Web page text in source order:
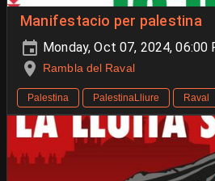
Manifestacio per palestina
Monday, Oct 07, 2024, 06:00
Rambla del Raval
Palestina PalestinaLliure Raval